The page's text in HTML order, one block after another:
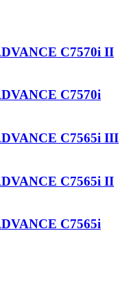
C7570i II
C7570i
C7565i III
C7565i II
C7565i